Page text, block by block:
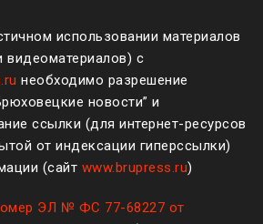
использовании материалов
видеоматериалов) с
необходимо разрешение
новости” и
ссылки (для интернет-ресурсов
от индексации гиперссылки)
(сайт www.brupress.ru)
ЭЛ № ФС 77-68227 от